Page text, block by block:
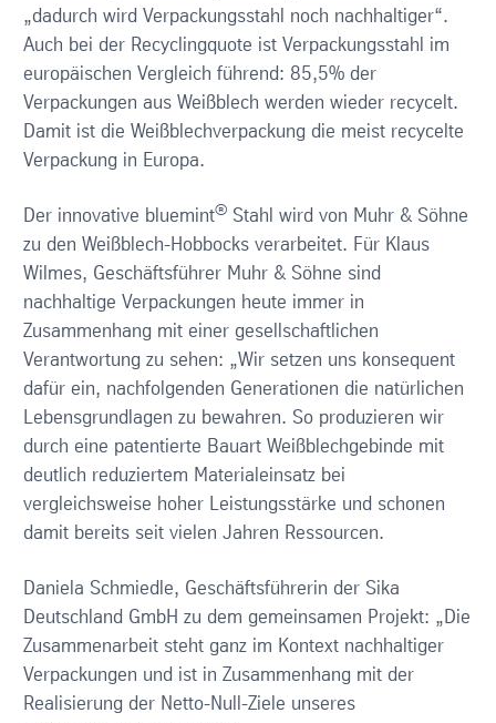
„dadurch wird Verpackungsstahl noch nachhaltiger“.
Auch bei der Recyclingquote ist Verpackungsstahl im
europäischen Vergleich führend: 85,5% der
Verpackungen aus Weißblech werden wieder recycelt.
Damit ist die Weißblechverpackung die meist recycelte
Verpackung in Europa.
Der innovative bluemint®Stahl wird von Muhr & Söhne
zu den Weißblech-Hobbocks verarbeitet. Für Klaus
Wilmes, Geschäftsführer Muhr & Söhne sind
nachhaltige Verpackungen heute immer in
Zusammenhang mit einer gesellschaftlichen
Verantwortung zu sehen: „Wir setzen uns konsequent
dafür ein, nachfolgenden Generationen die natürlichen
Lebensgrundlagen zu bewahren. So produzieren wir
durch eine patentierte Bauart Weißblechgebinde mit
deutlich reduziertem Materialeinsatz bei
vergleichsweise hoher Leistungsstärke und schonen
damit bereits seit vielen Jahren Ressourcen.
Daniela Schmiedle, Geschäftsführerin der Sika
Deutschland GmbH zu dem gemeinsamen Projekt: „Die
Zusammenarbeit steht ganz im Kontext nachhaltiger
Verpackungen und ist in Zusammenhang mit der
Realisierung der Netto-Null-Ziele unseres